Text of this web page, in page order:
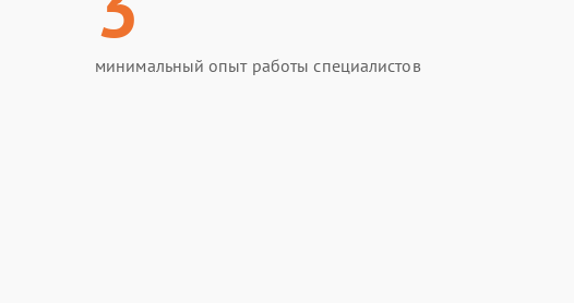
минимальный опыт работы специалистов